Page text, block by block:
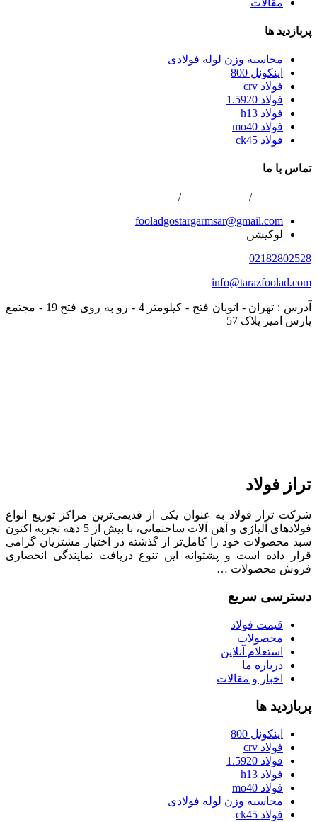
پربازدید ها
محاسبه وزن لوله فولادی
اینکونل 800
فولاد crv
فولاد 1.5920
فولاد h13
فولاد mo40
فولاد ck45
تماس با ما
/
/
fooladgostargarmsar@gmail.com
لوکیشن
02182802528
info@tarazfoolad.com
آدرس : تهران - اتوبان فتح - کیلومتر 4 - رو به روی فتح 19 - مجتمع
پارس امیر پلاک 57
تراز فولاد
شرکت تراز فولاد به عنوان یکی از قدیمی‌ترین مراکز توزیع انواع
فولادهای آلیاژی و آهن آلات ساختمانی، با بیش از 5 دهه تجربه اکنون
سبد محصولات خود را کامل‌تر از گذشته در اختیار مشتریان گرامی
قرار داده است و پشتوانه این تنوع دریافت نمایندگی انحصاری
فروش محصولات …
دسترسی سریع
قیمت فولاد
محصولات
استعلام آنلاین
درباره ما
اخبار و مقالات
پربازدید ها
اینکونل 800
فولاد crv
فولاد 1.5920
فولاد h13
فولاد mo40
محاسبه وزن لوله فولادی
فولاد ck45